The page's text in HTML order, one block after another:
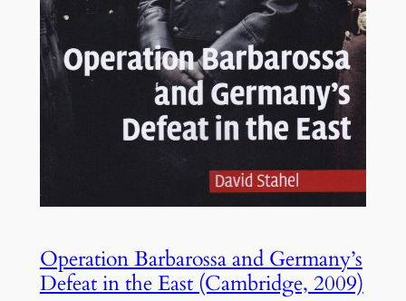
Operation Barbarossa and Germany’s
Defeat in the East (Cambridge, 2009)